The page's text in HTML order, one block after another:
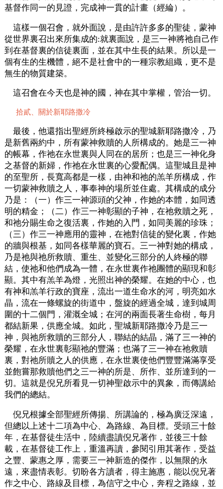
基督作同一的見證，完成神一貫的計畫（經綸）。
這樣一個召會，就外面說，是由許許多多的聖徒，蒙神
從世界裏召出來所集成的:就裏面說，是三一神將祂自己作
到在基督裏的信徒裏面，並在其中生長的結果。所以是一
個有生的生機體，絕不是社會中的一種宗教組織，更不是
無生的物質建築。
這召會在今天也是神的國，神在其中掌權，管治一切。
拾貳、關於新耶路撒冷
最後，他還指出聖經所終極啟示的聖城新耶路撒冷，乃
是新舊兩約中，所有蒙神救贖的人所構成的。她是三一神
的帳幕，作祂在永世裏與人同在的居所；也是三一神化身
之基督的新婦，作祂在永世裏的心愛配偶。這聖城且是神
的至聖所，長寬高都是一樣，由神和祂的羔羊所構成，作
一切蒙神救贖之人，事奉神的場所並住處。其構成的成分
乃是：（一）作三一神源頭的父神，作她的本體，如同透
明的精金；（二）作三一神彰顯的子神，在祂救贖之死，
和祂分賜生命之復活裏，作她的入門，如同美麗的珍珠；
（三）作三一神應用的靈神，在祂對信徒的變化裏，作她
的牆與根基，如同各樣華麗的寶石。三一神對她的構成，
乃是祂與祂所救贖、重生、並變化三部分的人終極的聯
結，使祂和他們成為一體，在永世裏作祂團體的顯現和彰
顯。其中有羔羊為燈，光照出神的榮耀。在她的中心，也
有神和羔羊行政的寶座，流出一道生命水的河，明亮如水
晶，流在一條螺旋的街道中，盤旋的經過全城，達到城周
圍的十二個門，灌溉全城；在河的兩面長著生命樹，每月
都結新果，供應全城。如此，聖城新耶路撒冷乃是三一
神，與祂所救贖的三部分人，聯結的結晶，滿了三一神的
榮耀，在永世裏彰顯祂的豐滿；也滿了三一神在祂救贖
裏，對祂所贖之人的供應，在永世裏使他們豐豐滿滿享受
並飽嘗那救贖他們之三一神的所是、所作、並所達到的一
切。這就是倪兄所看見一切神聖啟示中的異象，而傳講給
我們的總結。
倪兄根據全部聖經所傳揚、所講論的，極為廣泛深遠，
但總以上述十二項為中心、為路線、為目標。受頭三十餘
年，在基督徒生活中，陸續盡讀倪兄著作，並後三十餘
載，在基督徒工作上，重溫再讀，參閱引用其著作，受益
之豐、蒙惠之厚，需要三一神新造的傑作，以無限的永
遠，來盡情表彰。切盼各方讀者，得主施惠，能以倪兄著
作之中心、路線及目標，為信守之中心，奔程之路線，並